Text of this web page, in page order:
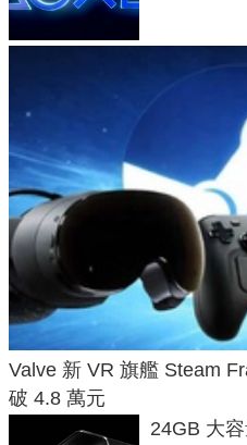
Valve 新 VR 旗艦 Steam
破 4.8 萬元
24GB 大